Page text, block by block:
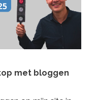
met bloggen